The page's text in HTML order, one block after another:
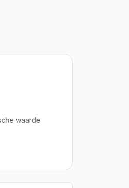
waarde